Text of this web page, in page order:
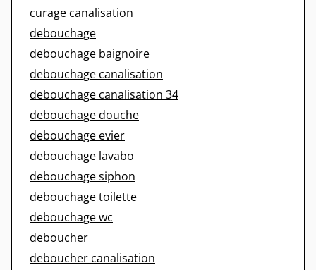
curage canalisation
debouchage
debouchage baignoire
debouchage canalisation
debouchage canalisation 34
debouchage douche
debouchage evier
debouchage lavabo
debouchage siphon
debouchage toilette
debouchage wc
deboucher
deboucher canalisation